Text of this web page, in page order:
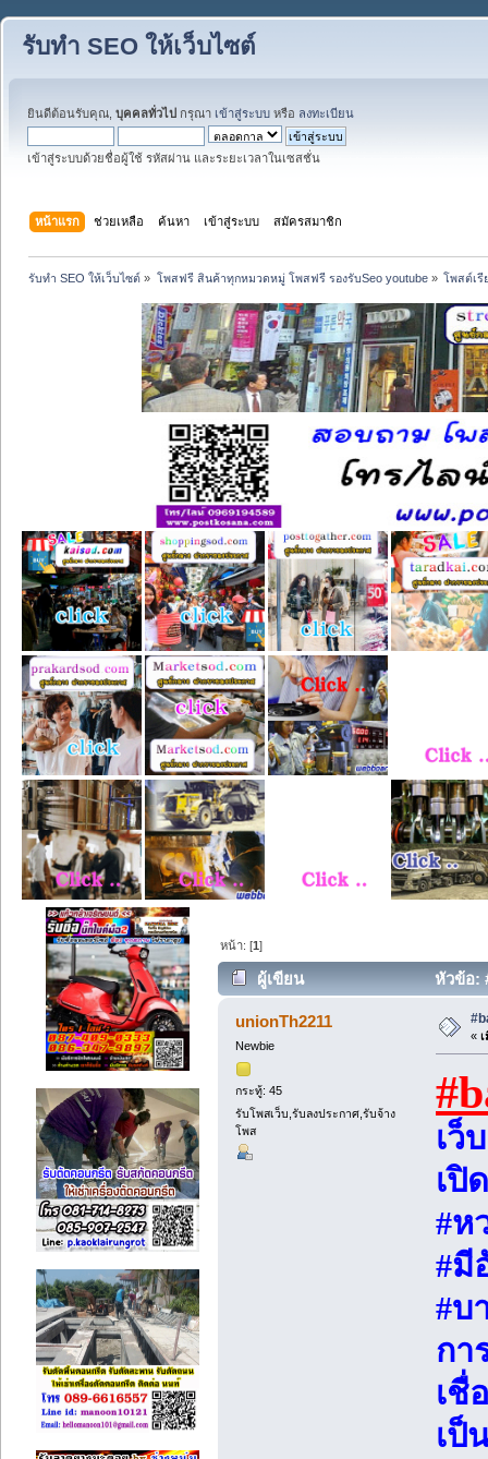
รับทำ SEO ให้เว็บไซต์
ยินดีต้อนรับคุณ, บุคคลทั่วไป กรุณา เข้าสู่ระบบ หรือ ลงทะเบียน
เข้าสู่ระบบด้วยชื่อผู้ใช้ รหัสผ่าน และระยะเวลาในเซสชั่น
หน้าแรก ช่วยเหลือ ค้นหา เข้าสู่ระบบ สมัครสมาชิก
รับทำ SEO ให้เว็บไซต์ » โพสฟรี สินค้าทุกหมวดหมู่ โพสฟรี รองรับSeo youtube» โพสต์เรี
หน้า: [1]
ผู้เขียน หัวข้อ:
unionTh2211
Newbie
กระทู้: 45
รับโพสเว็บ,รับลงประกาศ,รับจ้าง
โพส
«
เว็
เปิ
#ห
#มี
#บ
กา
เชื่
เป็